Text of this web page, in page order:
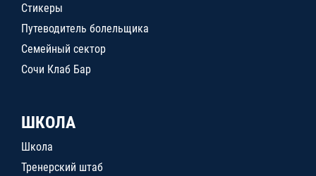
Стикеры
Путеводитель болельщика
Семейный сектор
Сочи Клаб Бар
ШКОЛА
Школа
Тренерский штаб